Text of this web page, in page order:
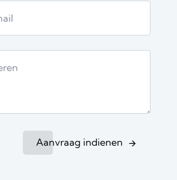
Aanvraag indienen